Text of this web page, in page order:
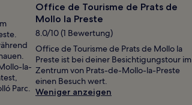
la-
Parc.
Office de Tourisme de Prats de
Mollo la Preste
8.0/10 (1 Bewertung)
Office de Tourisme de Prats de Mollo la
Preste ist bei deiner Besichtigungstour im
Zentrum von Prats-de-Mollo-la-Preste
einen Besuch wert.
Weniger anzeigen